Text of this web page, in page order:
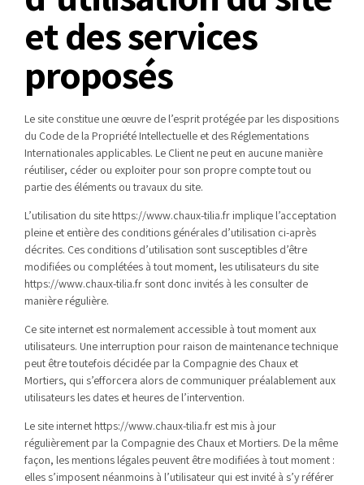
et des services
proposés
Le site constitue une œuvre de l’esprit protégée par les dispositions
du Code de la Propriété Intellectuelle et des Réglementations
Internationales applicables. Le Client ne peut en aucune manière
réutiliser, céder ou exploiter pour son propre compte tout ou
partie des éléments ou travaux du site.
L’utilisation du site https://www.chaux-tilia.fr implique l’acceptation
pleine et entière des conditions générales d’utilisation ci-après
décrites. Ces conditions d’utilisation sont susceptibles d’être
modifiées ou complétées à tout moment, les utilisateurs du site
https://www.chaux-tilia.fr sont donc invités à les consulter de
manière régulière.
Ce site internet est normalement accessible à tout moment aux
utilisateurs. Une interruption pour raison de maintenance technique
peut être toutefois décidée par la Compagnie des Chaux et
Mortiers, qui s’efforcera alors de communiquer préalablement aux
utilisateurs les dates et heures de l’intervention.
Le site internet https://www.chaux-tilia.fr est mis à jour
régulièrement par la Compagnie des Chaux et Mortiers. De la même
façon, les mentions légales peuvent être modifiées à tout moment :
elles s’imposent néanmoins à l’utilisateur qui est invité à s’y référer